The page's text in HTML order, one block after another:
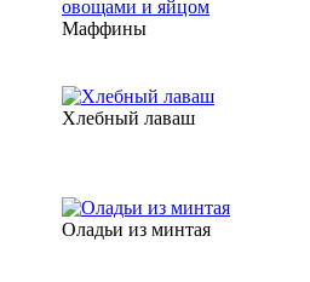
Маффины
Хлебный лаваш
Оладьи из минтая